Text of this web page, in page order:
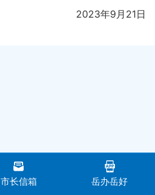
2023年9月21日
市长信箱 岳办岳好